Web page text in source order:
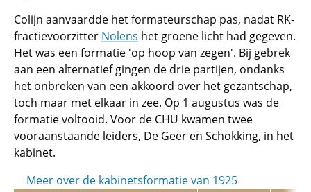
Colijn aanvaardde het formateurschap pas, nadat RK-
fractievoorzitter Nolens het groene licht had gegeven.
Het was een formatie 'op hoop van zegen'. Bij gebrek
aan een alternatief gingen de drie partijen, ondanks
het onbreken van een akkoord over het gezantschap,
toch maar met elkaar in zee. Op 1 augustus was de
formatie voltooid. Voor de CHU kwamen twee
vooraanstaande leiders, De Geer en Schokking, in het
kabinet.
Meer over de kabinetsformatie van 1925